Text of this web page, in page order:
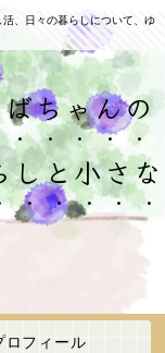
活、日々の暮らしについて、ゆ
ちゃんの
と小さな
ロフィール